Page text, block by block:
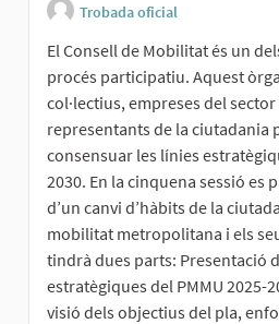
Trobada oficial
El Consell de Mobilitat és un
procés participatiu. Aquest
col·lectius, empreses del
representants de la ciutadania
consensuar les línies
2030. En la cinquena sessió es
d’un canvi d’hàbits de la
mobilitat metropolitana i els
tindrà dues parts: Presentació
estratègiques del PMMU 2025-
visió dels objectius del pla,